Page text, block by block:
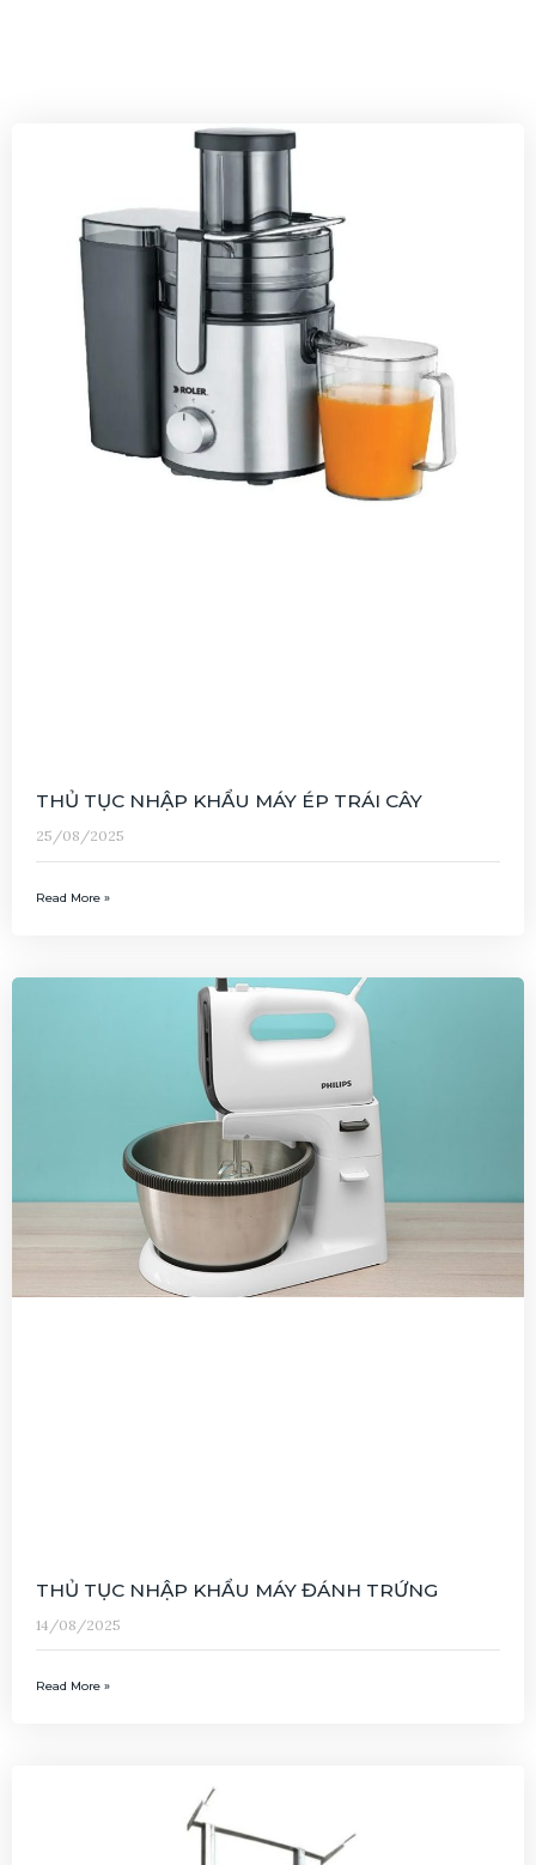
THỦ TỤC NHẬP KHẨU MÁY ÉP TRÁI CÂY
25/08/2025
Read More »
THỦ TỤC NHẬP KHẨU MÁY ĐÁNH TRỨNG
14/08/2025
Read More »